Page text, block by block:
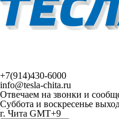
+7(914)430-6000
info@tesla-chita.ru
Отвечаем на звонки и
Суббота и воскресенье
г. Чита GMT+9